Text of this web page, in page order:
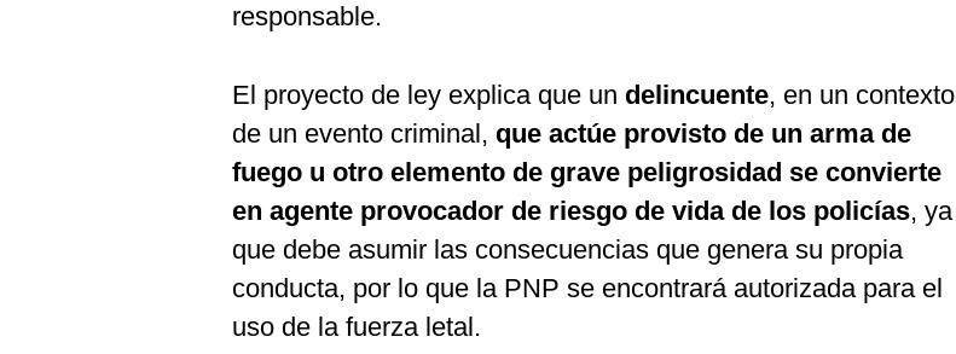
responsable.
El proyecto de ley explica que un delincuente, en un contexto
de un evento criminal, que actúe provisto de un arma de
fuego u otro elemento de grave peligrosidad se convierte
en agente provocador de riesgo de vida de los policías, ya
que debe asumir las consecuencias que genera su propia
conducta, por lo que la PNP se encontrará autorizada para el
uso de la fuerza letal.